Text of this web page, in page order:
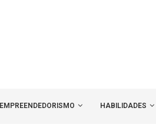
EMPREENDEDORISMO HABILIDADES